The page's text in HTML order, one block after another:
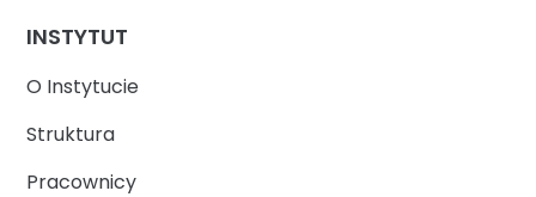
INSTYTUT
O Instytucie
Struktura
Pracownicy